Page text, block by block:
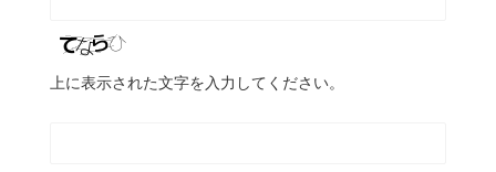
上に表示された文字を入力してください。